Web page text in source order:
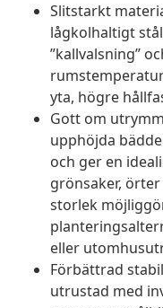
Slitstarkt
lågkolhaltigt
”kallvalsning”
yta, högre
Gott om
upphöjda
och ger en
grönsaker,
storlek
eller
Förbättrad
utrustad med